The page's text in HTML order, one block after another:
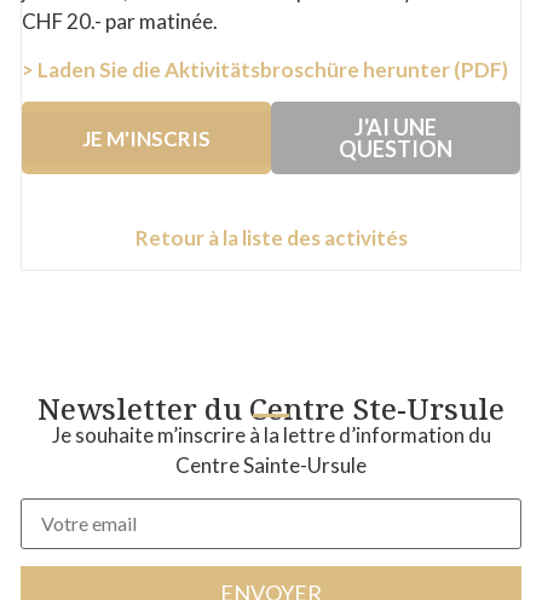
CHF 20.- par matinée.
> Laden Sie die Aktivitätsbroschüre herunter (PDF)
JE M'INSCRIS
J'AI UNE
QUESTION
Retour à la liste des activités
Newsletter du Centre Ste-Ursule
Je souhaite m’inscrire à la lettre d’information du
Centre Sainte-Ursule